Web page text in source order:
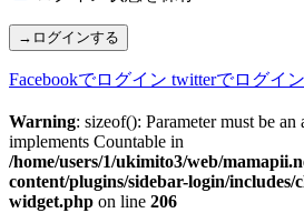
Facebookでログイン twitterでログイン
Warning: sizeof(): Parameter must be
implements Countable in
/home/users/1/ukimito3/web/
content/plugins/sidebar-login/includes/
widget.php on line 206